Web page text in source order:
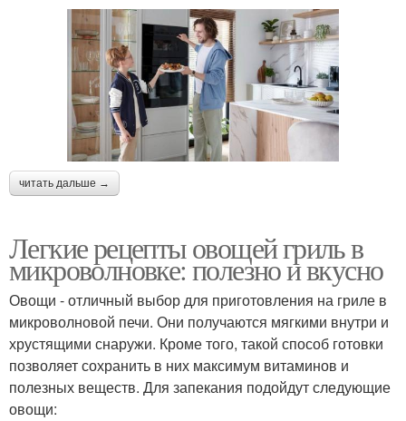
читать дальше →
Легкие рецепты овощей гриль в
микроволновке: полезно и вкусно
Овощи - отличный выбор для приготовления на гриле в
микроволновой печи. Они получаются мягкими внутри и
хрустящими снаружи. Кроме того, такой способ готовки
позволяет сохранить в них максимум витаминов и
полезных веществ. Для запекания подойдут следующие
овощи: